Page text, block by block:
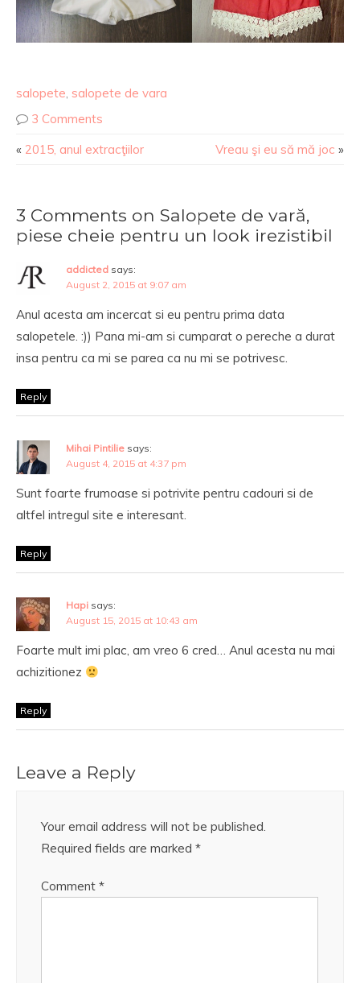
salopete, salopete de vara
3 Comments
« 2015, anul extracţiilor Vreau şi eu să mă joc »
3 Comments on Salopete de vară,
piese cheie pentru un look irezistibil
addicted says:
August 2, 2015 at 9:07 am
Anul acesta am incercat si eu pentru prima data
salopetele. :)) Pana mi-am si cumparat o pereche a durat
insa pentru ca mi se parea ca nu mi se potrivesc.
Reply
Mihai Pintilie says:
August 4, 2015 at 4:37 pm
Sunt foarte frumoase si potrivite pentru cadouri si de
altfel intregul site e interesant.
Reply
Hapi says:
August 15, 2015 at 10:43 am
Foarte mult imi plac, am vreo 6 cred… Anul acesta nu mai
achizitionez
Reply
Leave a Reply
Your email address will not be published.
Required fields are marked *
Comment *